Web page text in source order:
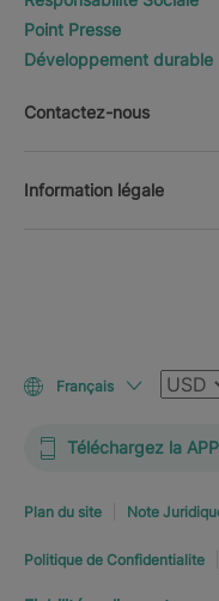
Point Presse
Développement durable
Contactez-nous
Information légale
Français Devise
Téléchargez la
Plan du site Note
Politique de Confidentialite